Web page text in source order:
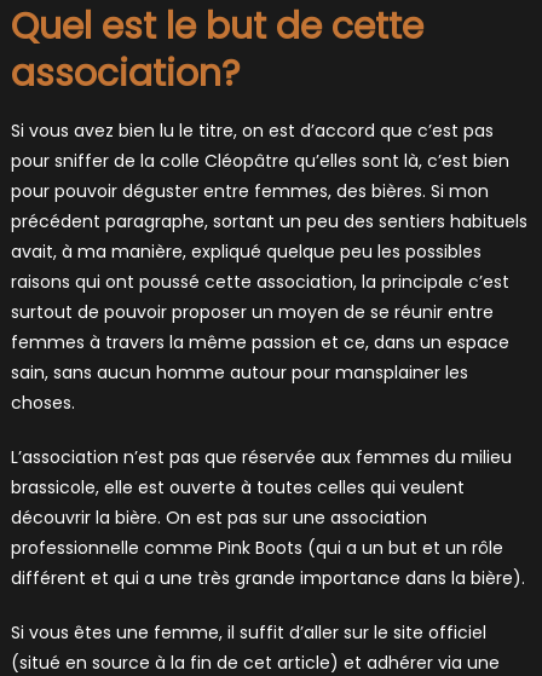
Quel est le but de cette
association?
Si vous avez bien lu le titre, on est d’accord que c’est pas
pour sniffer de la colle Cléopâtre qu’elles sont là, c’est bien
pour pouvoir déguster entre femmes, des bières. Si mon
précédent paragraphe, sortant un peu des sentiers habituels
avait, à ma manière, expliqué quelque peu les possibles
raisons qui ont poussé cette association, la principale c’est
surtout de pouvoir proposer un moyen de se réunir entre
femmes à travers la même passion et ce, dans un espace
sain, sans aucun homme autour pour mansplainer les
choses.
L’association n’est pas que réservée aux femmes du milieu
brassicole, elle est ouverte à toutes celles qui veulent
découvrir la bière. On est pas sur une association
professionnelle comme Pink Boots (qui a un but et un rôle
différent et qui a une très grande importance dans la bière).
Si vous êtes une femme, il suffit d’aller sur le site officiel
(situé en source à la fin de cet article) et adhérer via une